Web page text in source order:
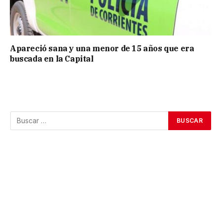
Apareció sana y una menor de 15 años que era
buscada en la Capital